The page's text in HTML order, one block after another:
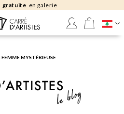
gratuite en galerie
MYSTÉRIEUSE